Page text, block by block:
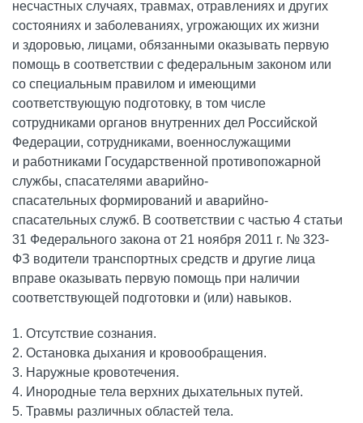
несчастных случаях, травмах, отравлениях и других
состояниях и заболеваниях, угрожающих их жизни
и здоровью, лицами, обязанными оказывать первую
помощь в соответствии с федеральным законом или
со специальным правилом и имеющими
соответствующую подготовку, в том числе
сотрудниками органов внутренних дел Российской
Федерации, сотрудниками, военнослужащими
и работниками Государственной противопожарной
службы, спасателями аварийно-
спасательных формирований и аварийно-
спасательных служб. В соответствии с частью 4 статьи
31 Федерального закона от 21 ноября 2011 г. № 323-
ФЗ водители транспортных средств и другие лица
вправе оказывать первую помощь при наличии
соответствующей подготовки и (или) навыков.
1. Отсутствие сознания.
2. Остановка дыхания и кровообращения.
3. Наружные кровотечения.
4. Инородные тела верхних дыхательных путей.
5. Травмы различных областей тела.